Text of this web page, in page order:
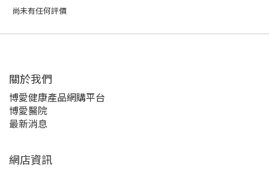
尚未有任何評價
關於我們‎
博愛健康產品網購平台
博愛醫院
最新消息
網店資訊